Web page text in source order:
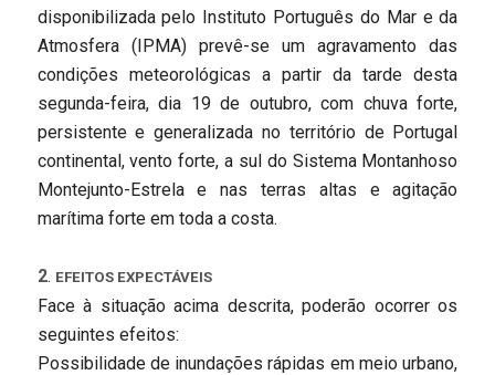
disponibilizada pelo Instituto Português do Mar e da
Atmosfera (IPMA) prevê-se um agravamento das
condições meteorológicas a partir da tarde desta
segunda-feira, dia 19 de outubro, com chuva forte,
persistente e generalizada no território de Portugal
continental, vento forte, a sul do Sistema Montanhoso
Montejunto-Estrela e nas terras altas e agitação
marítima forte em toda a costa.
2. EFEITOS EXPECTÁVEIS
Face à situação acima descrita, poderão ocorrer os
seguintes efeitos:
Possibilidade de inundações rápidas em meio urbano,